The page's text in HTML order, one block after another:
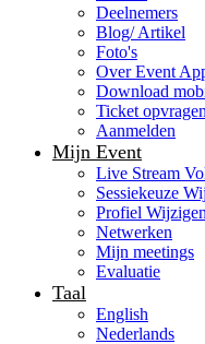
Deelnemers
Blog/ Artikel
Foto's
Over Event
Download
Ticket opvragen
Aanmelden
Mijn Event
Live Stream
Sessiekeuze
Profiel Wijzigen
Netwerken
Mijn meetings
Evaluatie
Taal
English
Nederlands